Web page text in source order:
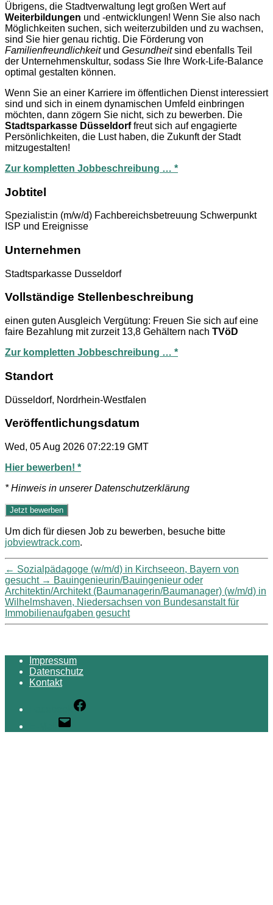
Übrigens, die Stadtverwaltung legt großen Wert auf
Weiterbildungen und -entwicklungen! Wenn Sie also nach
Möglichkeiten suchen, sich weiterzubilden und zu wachsen,
sind Sie hier genau richtig. Die Förderung von
Familienfreundlichkeitund Gesundheitsind ebenfalls Teil
der Unternehmenskultur, sodass Sie Ihre Work-Life-Balance
optimal gestalten können.
Wenn Sie an einer Karriere im öffentlichen Dienst interessiert
sind und sich in einem dynamischen Umfeld einbringen
möchten, dann zögern Sie nicht, sich zu bewerben. Die
Stadtsparkasse Düsseldorffreut sich auf engagierte
Persönlichkeiten, die Lust haben, die Zukunft der Stadt
mitzugestalten!
Zur kompletten Jobbeschreibung … *
Jobtitel
Spezialist:in (m/w/d) Fachbereichsbetreuung Schwerpunkt
ISP und Ereignisse
Unternehmen
Stadtsparkasse Dusseldorf
Vollständige Stellenbeschreibung
einen guten Ausgleich Vergütung: Freuen Sie sich auf eine
faire Bezahlung mit zurzeit 13,8 Gehältern nach TVöD
Zur kompletten Jobbeschreibung … *
Standort
Düsseldorf, Nordrhein-Westfalen
Veröffentlichungsdatum
Wed, 05 Aug 2026 07:22:19 GMT
Hier bewerben! *
* Hinweis in unserer Datenschutzerklärung
Um dich für diesen Job zu bewerben, besuche bitte
jobviewtrack.com.
← Sozialpädagoge (w/m/d) in Kirchseeon, Bayern von
gesucht → Bauingenieurin/Bauingenieur oder
Architektin/Architekt (Baumanagerin/Baumanager) (w/m/d) in
Wilhelmshaven, Niedersachsen von Bundesanstalt für
Immobilienaufgaben gesucht
Impressum
Datenschutz
Kontakt